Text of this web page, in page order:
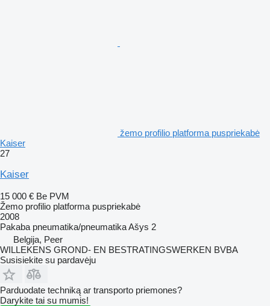
žemo profilio platforma puspriekabė
Kaiser
27
Kaiser
15 000 € Be PVM
Žemo profilio platforma puspriekabė
2008
Pakaba pneumatika/pneumatikaAšys 2
Belgija, Peer
WILLEKENS GROND- EN BESTRATINGSWERKEN BVBA
Susisiekite su pardavėju
Parduodate techniką ar transporto priemones?
Darykite tai su mumis!